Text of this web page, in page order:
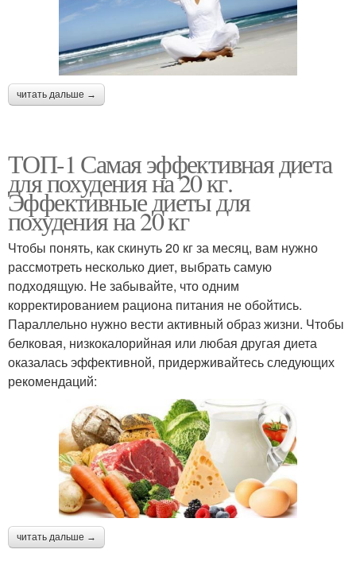
читать дальше →
ТОП-1 Самая эффективная диета
для похудения на 20 кг.
Эффективные диеты для
похудения на 20 кг
Чтобы понять, как скинуть 20 кг за месяц, вам нужно
рассмотреть несколько диет, выбрать самую
подходящую. Не забывайте, что одним
корректированием рациона питания не обойтись.
Параллельно нужно вести активный образ жизни. Чтобы
белковая, низкокалорийная или любая другая диета
оказалась эффективной, придерживайтесь следующих
рекомендаций:
читать дальше →